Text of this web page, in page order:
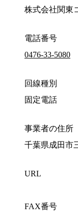
株式会社関東
電話番号
0476-33-5080
回線種別
固定電話
事業者の住所
千葉県成田市
URL
FAX番号